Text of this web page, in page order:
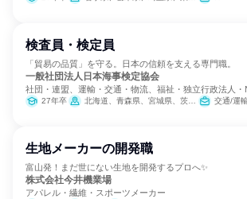
検査員・検定員
「貿易の品質」を守る。日本の信頼を支える専門職。
一般社団法人日本海事検定協会
社団・連盟、運輸・交通・物流、福祉・独立行政法人・
27年卒 北海道、青森県、宮城県、茨城県、千葉県、東京都、神奈川県、新潟県、富山県、静岡県、愛知県、三重県、大阪府、兵庫県、和歌山県、岡山県、広島県、山口県、徳島県、愛媛県、福岡県、長崎県、大分県、鹿児島県、沖縄県 交通/運
生地メーカーの開発職
富山発！まだ世にない生地を開発するプロへ✨
株式会社今井機業場
アパレル・繊維・スポーツメーカー